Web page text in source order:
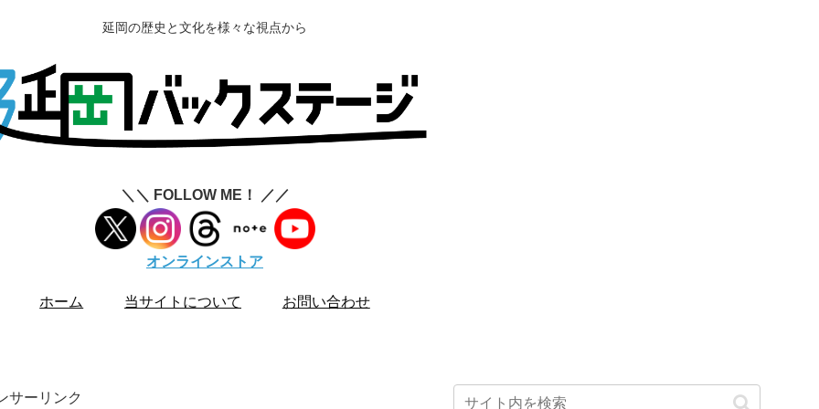
延岡の歴史と文化を様々な視点から
＼＼ FOLLOW ME！ ／／
オンラインストア
ホーム 当サイトについて お問い合わせ
サーリンク